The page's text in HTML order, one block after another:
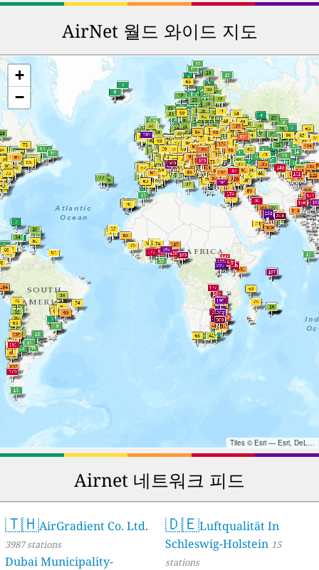
AirNet 월드 와이드 지도
+
−
Tiles © Esri — Esri, DeLorme, NAVTEQ, TomTom, Intermap, iPC, USGS, FAO, NPS, NRCAN, GeoBase, Kadaster NL, Ordnance Survey, Esri Japan, METI, Esri China (Hong Kong), and the GIS User Community
Airnet 네트워크 피드
🇹🇭AirGradient Co. Ltd.
3987 stations
Dubai Municipality-
🇩🇪Luftqualität In
Schleswig-Holstein 15
stations